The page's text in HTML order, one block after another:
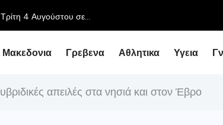
Μακεδονια Γρεβενα Αθλητικα Υγεια
απειλές στα νησιά και στον Έβρο